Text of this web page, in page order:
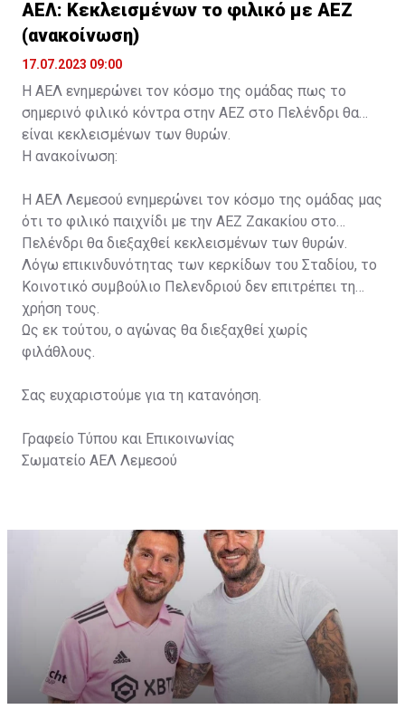
ΑΕΛ: Κεκλεισμένων το φιλικό με ΑΕΖ
(ανακοίνωση)
17.07.2023 09:00
Η ΑΕΛ ενημερώνει τον κόσμο της ομάδας πως το
σημερινό φιλικό κόντρα στην ΑΕΖ στο Πελένδρι θα
είναι κεκλεισμένων των θυρών.
Η ανακοίνωση:
Η ΑΕΛ Λεμεσού ενημερώνει τον κόσμο της ομάδας μας
ότι το φιλικό παιχνίδι με την ΑΕΖ Ζακακίου στο
Πελένδρι θα διεξαχθεί κεκλεισμένων των θυρών.
Λόγω επικινδυνότητας των κερκίδων του Σταδίου, το
Κοινοτικό συμβούλιο Πελενδριού δεν επιτρέπει τη
χρήση τους.
Ως εκ τούτου, ο αγώνας θα διεξαχθεί χωρίς
φιλάθλους.
Σας ευχαριστούμε για τη κατανόηση.
Γραφείο Τύπου και Επικοινωνίας
Σωματείο ΑΕΛ Λεμεσού